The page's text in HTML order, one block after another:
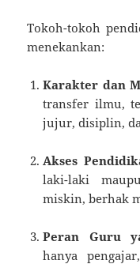
Tokoh-tokoh
menekankan:
Karakter dan
transfer ilmu,
jujur, disiplin,
Akses
laki-laki
miskin, berhak
Peran Guru
hanya